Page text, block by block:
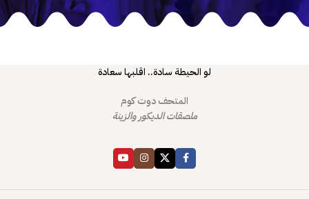
لو الحيطة سادة.. اقلبها سعادة
المتحف دوت كوم
ملصقات الديكور والزينة